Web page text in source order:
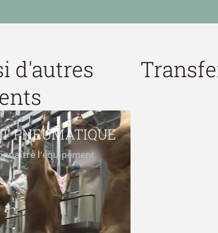
d'autres
PNEUMATIQUE
l'équipement